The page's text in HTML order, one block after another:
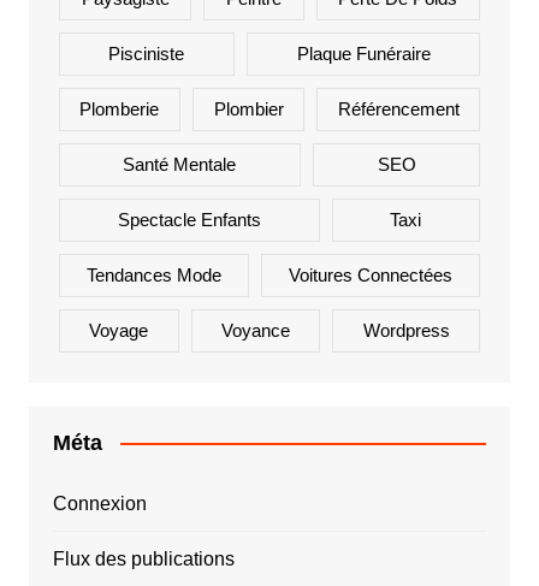
Pisciniste Plaque Funéraire
Plomberie Plombier Référencement
Santé Mentale SEO
Spectacle Enfants Taxi
Tendances Mode Voitures Connectées
Voyage Voyance Wordpress
Méta
Connexion
Flux des publications